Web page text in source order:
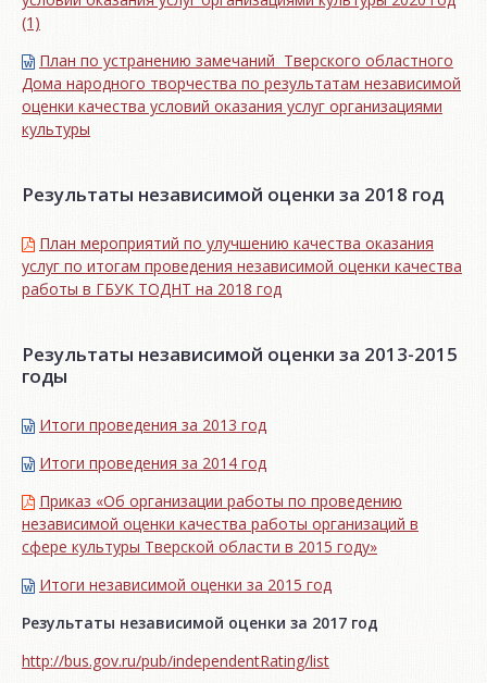
(1)
План по устранению замечаний Тверского областного
Дома народного творчества по результатам независимой
оценки качества условий оказания услуг организациями
культуры
Результаты независимой оценки за 2018 год
План мероприятий по улучшению качества оказания
услуг по итогам проведения независимой оценки качества
работы в ГБУК ТОДНТ на 2018 год
Результаты независимой оценки за 2013-2015
годы
Итоги проведения за 2013 год
Итоги проведения за 2014 год
Приказ «Об организации работы по проведению
независимой оценки качества работы организаций в
сфере культуры Тверской области в 2015 году»
Итоги независимой oценки за 2015 год
Результаты независимой оценки за 2017 год
http://bus.gov.ru/pub/independentRating/list